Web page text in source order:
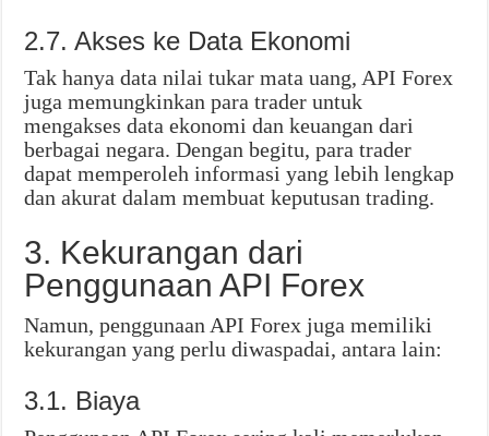
2.7. Akses ke Data Ekonomi
Tak hanya data nilai tukar mata uang, API Forex
juga memungkinkan para trader untuk
mengakses data ekonomi dan keuangan dari
berbagai negara. Dengan begitu, para trader
dapat memperoleh informasi yang lebih lengkap
dan akurat dalam membuat keputusan trading.
3. Kekurangan dari
Penggunaan API Forex
Namun, penggunaan API Forex juga memiliki
kekurangan yang perlu diwaspadai, antara lain:
3.1. Biaya